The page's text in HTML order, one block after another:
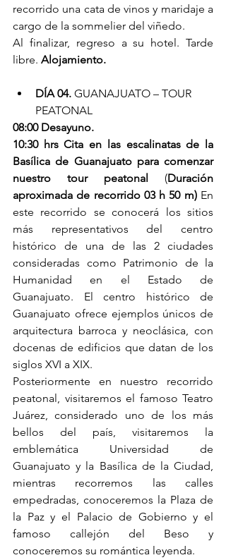
recorrido una cata de vinos y maridaje a
cargo de la sommelier del viñedo.
Al finalizar, regreso a su hotel. Tarde
libre. Alojamiento.
DÍA 04. GUANAJUATO – TOUR
PEATONAL
08:00 Desayuno.
10:30 hrs Cita en las escalinatas de la
Basílica de Guanajuato para comenzar
nuestro tour peatonal
(Duración
aproximada de recorrido 03 h 50 m) En
este recorrido se conocerá los sitios
más representativos del centro
histórico de una de las 2 ciudades
consideradas como Patrimonio de la
Humanidad en el Estado de
Guanajuato. El centro histórico de
Guanajuato ofrece ejemplos únicos de
arquitectura barroca y neoclásica, con
docenas de edificios que datan de los
siglos XVI a XIX.
Posteriormente en nuestro recorrido
peatonal, visitaremos el famoso Teatro
Juárez, considerado uno de los más
bellos del país, visitaremos la
emblemática Universidad de
Guanajuato y la Basílica de la Ciudad,
mientras recorremos las calles
empedradas, conoceremos la Plaza de
la Paz y el Palacio de Gobierno y el
famoso callejón del Beso y
conoceremos su romántica leyenda.